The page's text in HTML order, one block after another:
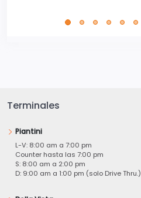
Terminales
Piantini
L-V: 8:00 am a 7:00 pm
Counter hasta las 7:00 pm
S: 8:00 am a 2:00 pm
D: 9:00 am a 1:00 pm (solo Drive Thru.)